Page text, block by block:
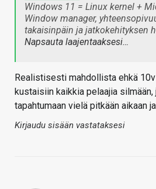
Windows 11 = Linux kernel +
Window manager,
takaisinpäin ja jatkokehityksen
Napsauta laajentaaksesi…
Realistisesti mahdollista ehkä
kustaisiin kaikkia pelaajia
tapahtumaan vielä pitkään aikaan
Kirjaudu sisään vastataksesi